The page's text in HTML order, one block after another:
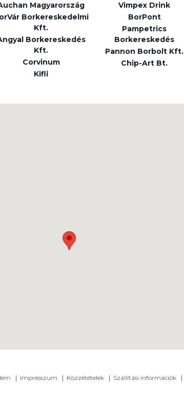
Magyarország
Borkereskedelmi
Kft.
Borkereskedés
Kft.
Corvinum
Kifli
Vimpex Drink
BorPont
Pampetrics
Borkereskedés
Pannon Borbolt Kft.
Chip-Art Bt.
Impresszum Közzétételek Szállítási információk